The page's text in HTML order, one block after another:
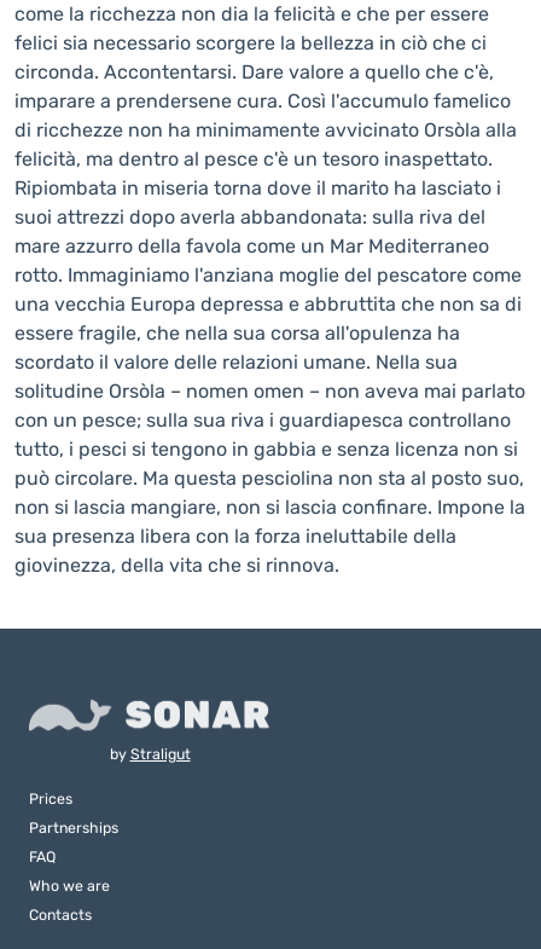
come la ricchezza non dia la felicità e che per essere
felici sia necessario scorgere la bellezza in ciò che ci
circonda. Accontentarsi. Dare valore a quello che c'è,
imparare a prendersene cura. Così l'accumulo famelico
di ricchezze non ha minimamente avvicinato Orsòla alla
felicità, ma dentro al pesce c'è un tesoro inaspettato.
Ripiombata in miseria torna dove il marito ha lasciato i
suoi attrezzi dopo averla abbandonata: sulla riva del
mare azzurro della favola come un Mar Mediterraneo
rotto. Immaginiamo l'anziana moglie del pescatore come
una vecchia Europa depressa e abbruttita che non sa di
essere fragile, che nella sua corsa all'opulenza ha
scordato il valore delle relazioni umane. Nella sua
solitudine Orsòla – nomen omen – non aveva mai parlato
con un pesce; sulla sua riva i guardiapesca controllano
tutto, i pesci si tengono in gabbia e senza licenza non si
può circolare. Ma questa pesciolina non sta al posto suo,
non si lascia mangiare, non si lascia confinare. Impone la
sua presenza libera con la forza ineluttabile della
giovinezza, della vita che si rinnova.
by Straligut
Prices
Partnerships
FAQ
Who we are
Contacts